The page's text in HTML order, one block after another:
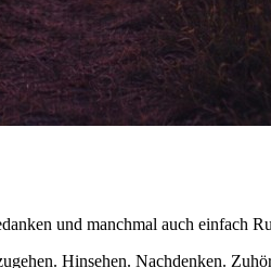
und manchmal auch einfach
Hinsehen. Nachdenken.